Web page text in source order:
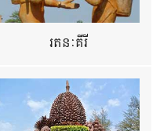
រតនៈគីរី